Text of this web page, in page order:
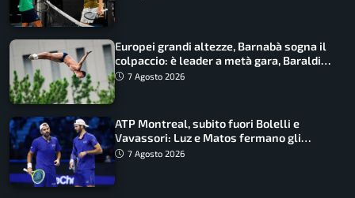
Europei grandi altezze, Barnabà sogna il
colpaccio: è leader a metà gara, Baraldi
ancora in corsa
7 Agosto 2026
ATP Montreal, subito fuori Bolelli e
Vavassori: Luz e Matos fermano gli
azzurri
7 Agosto 2026